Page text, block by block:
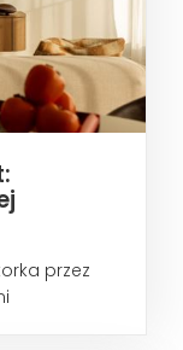
przez